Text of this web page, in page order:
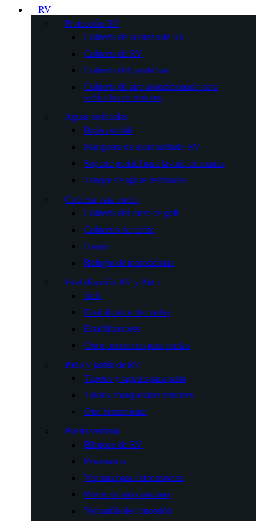
RV
Protección RV
Cubierta de la rueda de RV
Cubierta de RV
Cubierta del parabrisas
Cubierta de aire acondicionado para
vehículos recreativos
Aguas residuales
Baño portátil
Manguera de alcantarillado RV
Soporte portátil para lavado de manos
Tanque de aguas residuales
Cubierta para coche
Cubierta del carro de golf
Cubiertas de coche
Garaje
Refugio de motocicletas
Estabilización RV y Auto
Jack
Estabilizador de ruedas
Estabilizadores
Otros accesorios para ruedas
Patio y jardín de RV
Tapetes y tapetes para patio
Toldos, marquesinas sombras
Otra herramienta
Puerta ventana
Bloqueo de RV
Pasamanos
Ventana para autocaravana
Puerta de autocaravana
Ventanilla de concesión